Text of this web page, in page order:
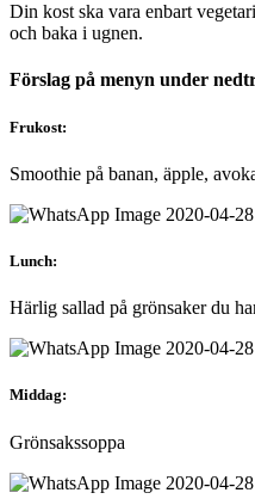
Din kost ska vara enbart
och baka i ugnen.
Förslag på menyn under
Frukost:
Smoothie på banan, äpple,
Lunch:
Härlig sallad på grönsaker du
Middag:
Grönsakssoppa